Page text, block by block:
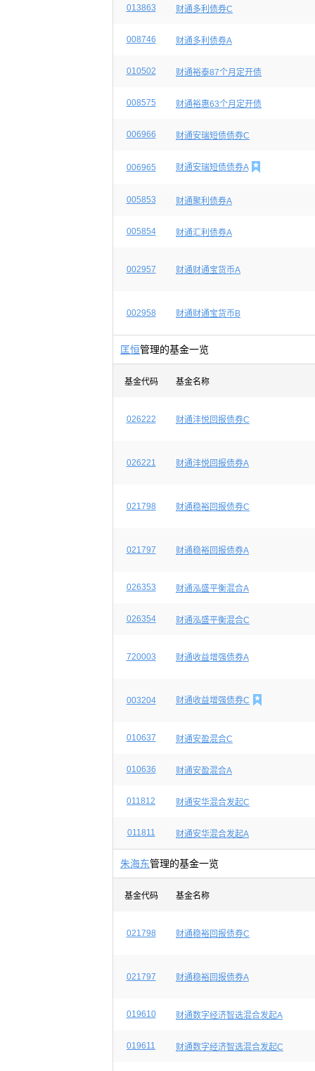
013863 财通多利债券C
008746 财通多利债券A
010502 财通裕泰87个月定开债
008575 财通裕惠63个月定开债
006966 财通安瑞短债债券C
006965 财通安瑞短债债券A 
005853 财通聚利债券A
005854 财通汇利债券A
002957 财通财通宝货币A
002958 财通财通宝货币B
匡恒管理的基金一览
基金代码 基金名称
026222 财通沣悦回报债券C
026221 财通沣悦回报债券A
021798 财通稳裕回报债券C
021797 财通稳裕回报债券A
026353 财通泓盛平衡混合A
026354 财通泓盛平衡混合C
720003 财通收益增强债券A
003204 财通收益增强债券C 
010637 财通安盈混合C
010636 财通安盈混合A
011812 财通安华混合发起C
011811 财通安华混合发起A
朱海东管理的基金一览
基金代码 基金名称
021798 财通稳裕回报债券C
021797 财通稳裕回报债券A
019610 财通数字经济智选混合发起A
019611 财通数字经济智选混合发起C